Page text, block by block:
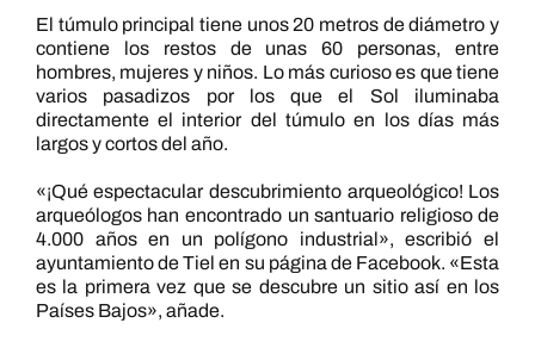
El túmulo principal tiene unos 20 metros de diámetro y
contiene los restos de unas 60 personas, entre
hombres, mujeres y niños. Lo más curioso es que tiene
varios pasadizos por los que el Sol iluminaba
directamente el interior del túmulo en los días más
largos y cortos del año.
«¡Qué espectacular descubrimiento arqueológico! Los
arqueólogos han encontrado un santuario religioso de
4.000 años en un polígono industrial», escribió el
ayuntamiento de Tiel en su página de Facebook. «Esta
es la primera vez que se descubre un sitio así en los
Países Bajos», añade.